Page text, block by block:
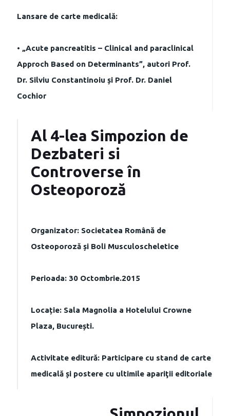
Lansare de carte medicală:
• „Acute pancreatitis – Clinical and paraclinical
Approch Based on Determinants”, autori Prof.
Dr. Silviu Constantinoiu și Prof. Dr. Daniel
Cochior
Al 4-lea Simpozion de
Dezbateri si
Controverse în
Osteoporoză
Organizator: Societatea Română de
Osteoporoză și Boli Musculoscheletice
Perioada: 30 Octombrie.2015
Locație: Sala Magnolia a Hotelului Crowne
Plaza, București.
Activitate editură: Participare cu stand de carte
medicală și postere cu ultimile apariţii editoriale